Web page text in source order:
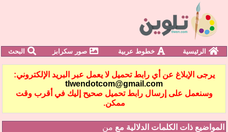
الرئيسية خطوط عربية صور سكرابز البحث
يرجى الإبلاغ عن أي رابط تحميل لا يعمل عبر البريد الإلكتروني:
tlwendotcom@gmail.com
وسنعمل على إرسال رابط تحميل صحيح إليك في أقرب وقت
ممكن.
المواضيع ذات الكلمات الدلالية مع من